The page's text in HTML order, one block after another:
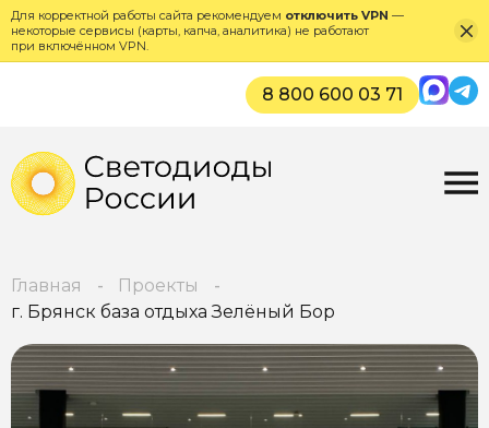
Для корректной работы сайта рекомендуем отключить VPN —
некоторые сервисы (карты, капча, аналитика) не работают
при включённом VPN.
8 800 600 03 71 Max
Главная
Проекты
г. Брянск база отдыха Зелёный Бор